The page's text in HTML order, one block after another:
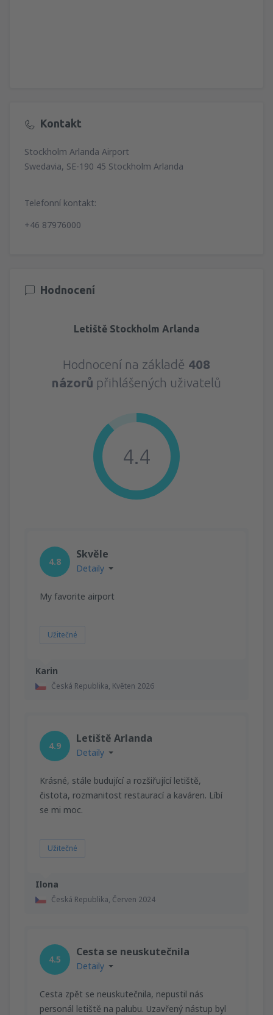
Kontakt
Stockholm Arlanda Airport
Swedavia, SE-190 45 Stockholm Arlanda
Telefonní kontakt:
+46 87976000
Hodnocení
Letiště Stockholm Arlanda
Hodnocení na základě 408
názorů přihlášených uživatelů
4.4
Karin
Česká Republika, Květen 2026
4.8
Skvěle
Detaily
My favorite airport
Užitečné
Ilona
Česká Republika, Červen 2024
4.9
Letiště Arlanda
Detaily
Krásné, stále budující a rozšiřující letiště,
čistota, rozmanitost restaurací a kaváren. Líbí
se mi moc.
Užitečné
4.5
Cesta se neuskutečnila
Detaily
Cesta zpět se neuskutečnila, nepustil nás
personál letiště na palubu. Uzavřený nástup byl